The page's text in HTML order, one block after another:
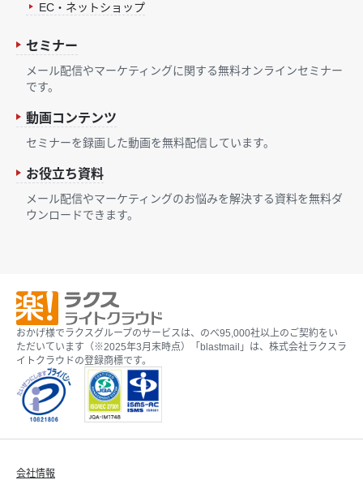
EC・ネットショップ
セミナー
メール配信やマーケティングに関する無料オンラインセミナー
です。
動画コンテンツ
セミナーを録画した動画を無料配信しています。
お役立ち資料
メール配信やマーケティングのお悩みを解決する資料を無料ダ
ウンロードできます。
おかげ様でラクスグループのサービスは、のべ95,000社以上のご契約をい
ただいています（※2025年3月末時点）「blastmail」は、株式会社ラクスラ
イトクラウドの登録商標です。
会社情報